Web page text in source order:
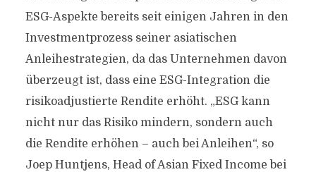
ESG-Aspekte bereits seit einigen Jahren in den
Investmentprozess seiner asiatischen
Anleihestrategien, da das Unternehmen davon
überzeugt ist, dass eine ESG-Integration die
risikoadjustierte Rendite erhöht. „ESG kann
nicht nur das Risiko mindern, sondern auch
die Rendite erhöhen – auch bei Anleihen“, so
Joep Huntjens, Head of Asian Fixed Income bei